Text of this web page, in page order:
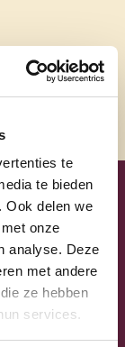
te
te bieden
Ook delen we
onze
analyse. Deze
met andere
ze hebben
services.